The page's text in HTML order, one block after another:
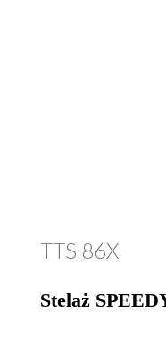
TTS 86X
Stelaż